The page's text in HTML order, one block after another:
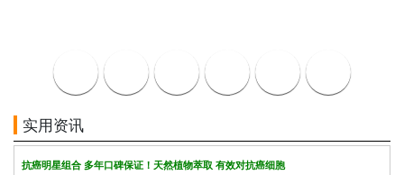
实用资讯
抗癌明星组合 多年口碑保证！天然植物萃取 有效对抗癌细胞